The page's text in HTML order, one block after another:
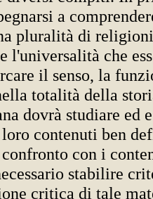
a
pluralità di
l'universalità che
il senso, la
totalità della
dovrà studiare ed
contenuti ben
confronto con i
stabilire
critica di tale